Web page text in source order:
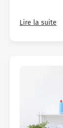
Lire la suite